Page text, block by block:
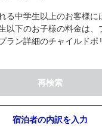
る中学生以上のお客様に
以下のお子様の料金は、
ラン詳細のチャイルドポ
再検索
宿泊者の内訳を入力